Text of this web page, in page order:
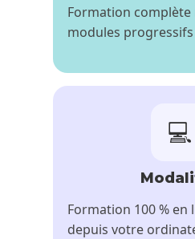
Formation
modules progressifs
💻
Formation 100 % en
depuis votre